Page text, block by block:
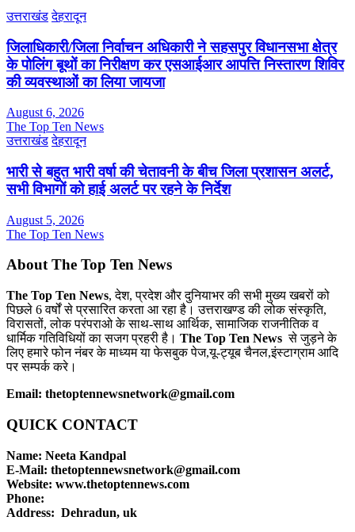
उत्तराखंड देहरादून
जिलाधिकारी/जिला निर्वाचन अधिकारी ने सहसपुर विधानसभा क्षेत्र
के पोलिंग बूथों का निरीक्षण कर एसआईआर आपत्ति निस्तारण शिविर
की व्यवस्थाओं का लिया जायजा
August 6, 2026
The Top Ten News
उत्तराखंड देहरादून
भारी से बहुत भारी वर्षा की चेतावनी के बीच जिला प्रशासन अलर्ट,
सभी विभागों को हाई अलर्ट पर रहने के निर्देश
August 5, 2026
The Top Ten News
About The Top Ten News
The Top Ten News, देश, प्रदेश और दुनियाभर की सभी मुख्य खबरों को
पिछले 6 वर्षों से प्रसारित करता आ रहा है। उत्तराखण्ड की लोक संस्कृति,
विरासतों, लोक परंपराओ के साथ-साथ आर्थिक, सामाजिक राजनीतिक व
धार्मिक गतिविधियों का सजग प्रहरी है। The Top Ten News से जुड़ने के
लिए हमारे फोन नंबर के माध्यम या फेसबुक पेज,यू-ट्यूब चैनल,इंस्टाग्राम आदि
पर सम्पर्क करे।
Email: thetoptennewsnetwork@gmail.com
QUICK CONTACT
Name: Neeta Kandpal
E-Mail: thetoptennewsnetwork@gmail.com
Website: www.thetoptennews.com
Phone:
Address: Dehradun, uk